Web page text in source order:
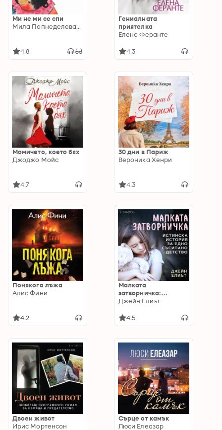
Ми не ми се спи
Мила Попнеделева-Генова
4.8
Гениалната
приятелка
Елена Феранте
4.3
Момичето, което бях
Джоджо Мойс
4.7
30 дни в Париж
Вероника Хенри
4.3
Понякога лъжа
Алис Фини
4.2
Малката
затворничка:
Истинска история за
детство
Джейн Елиът
4.5
Двоен живот
Ирис Мортенсон
Сърце от камък
Люси Елеазар